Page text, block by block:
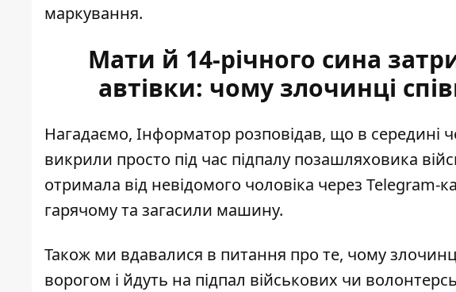
маркування.
Мати й 14-річного сина
автівки: чому злочинці
Нагадаємо, Інформатор розповідав, що в середині
викрили просто під час підпалу позашляховика
отримала від невідомого чоловіка через
гарячому та загасили машину.
Також ми вдавалися в питання про те, чому
ворогом і йдуть на підпал військових чи